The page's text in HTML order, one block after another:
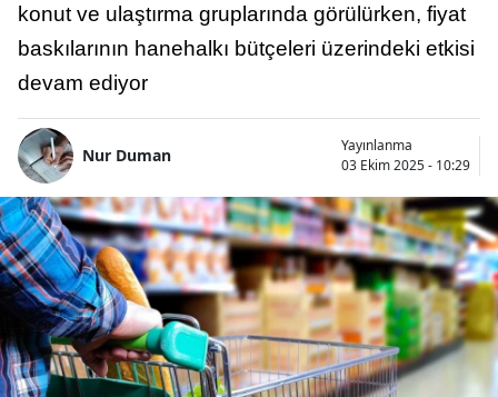
konut ve ulaştırma gruplarında görülürken, fiyat
baskılarının hanehalkı bütçeleri üzerindeki etkisi
devam ediyor
Nur Duman
Yayınlanma
03 Ekim 2025 - 10:29